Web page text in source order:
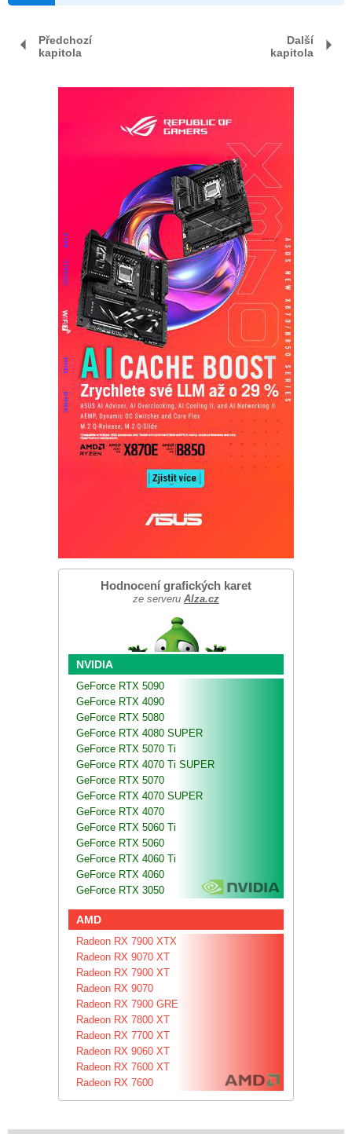
Předchozí
kapitola
Další
kapitola
Hodnocení grafických karet
ze serveru Alza.cz
NVIDIA
GeForce RTX 5090
GeForce RTX 4090
GeForce RTX 5080
GeForce RTX 4080 SUPER
GeForce RTX 5070 Ti
GeForce RTX 4070 Ti SUPER
GeForce RTX 5070
GeForce RTX 4070 SUPER
GeForce RTX 4070
GeForce RTX 5060 Ti
GeForce RTX 5060
GeForce RTX 4060 Ti
GeForce RTX 4060
GeForce RTX 3050
AMD
Radeon RX 7900 XTX
Radeon RX 9070 XT
Radeon RX 7900 XT
Radeon RX 9070
Radeon RX 7900 GRE
Radeon RX 7800 XT
Radeon RX 7700 XT
Radeon RX 9060 XT
Radeon RX 7600 XT
Radeon RX 7600